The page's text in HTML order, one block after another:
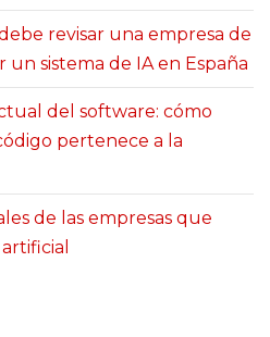
revisar una empresa de
un sistema de IA en España
del software: cómo
pertenece a la
de las empresas que